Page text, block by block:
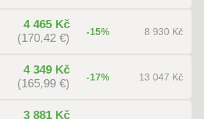
4 465 Kč
(170,42 €)
-15% 8 930 Kč
4 349 Kč
(165,99 €)
-17% 13 047 Kč
3 881 Kč